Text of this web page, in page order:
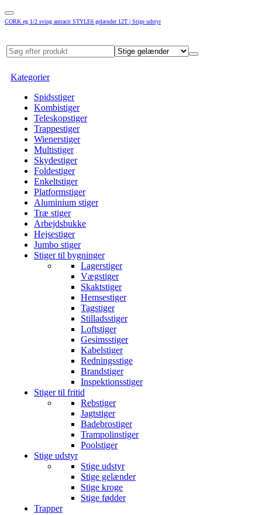
CORK eg 1/2 sving antracit STYLE6 gelænder 12T | Stige udstyr
Kategorier
Spidsstiger
Kombistiger
Teleskopstiger
Trappestiger
Wienerstiger
Multistiger
Skydestiger
Foldestiger
Enkeltstiger
Platformstiger
Aluminium stiger
Træ stiger
Arbejdsbukke
Hejsestiger
Jumbo stiger
Stiger til bygninger
Lagerstiger
Vægstiger
Skaktstiger
Hemsestiger
Tagstiger
Stilladsstiger
Loftstiger
Gesimsstiger
Kabelstiger
Redningsstige
Brandstiger
Inspektionsstiger
Stiger til fritid
Rebstiger
Jagtstiger
Badebrostiger
Trampolinstiger
Poolstiger
Stige udstyr
Stige udstyr
Stige gelænder
Stige kroge
Stige fødder
Trapper